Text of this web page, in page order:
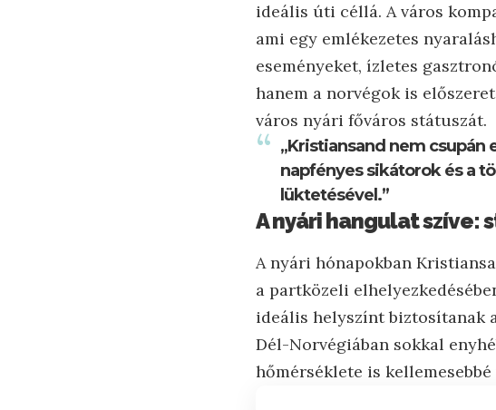
ideális úti céllá. A város
ami egy emlékezetes
eseményeket, ízletes
hanem a norvégok is
város nyári főváros státuszát.
„Kristiansand nem csupán
napfényes sikátorok és a
lüktetésével.”
A nyári hangulat szíve:
A nyári hónapokban
a partközeli
ideális helyszínt biztosítanak
Dél-Norvégiában sokkal
hőmérséklete is